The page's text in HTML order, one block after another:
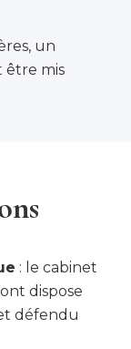
un
mis
: le cabinet
dispose
défendu